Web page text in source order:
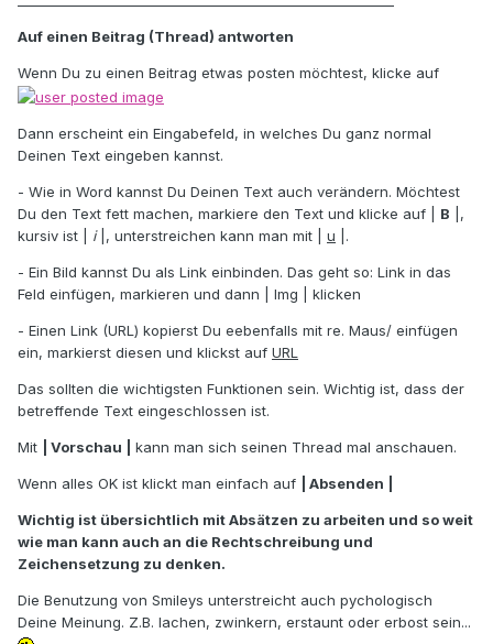
Auf einen Beitrag (Thread) antworten
Wenn Du zu einen Beitrag etwas posten möchtest, klicke auf
Dann erscheint ein Eingabefeld, in welches Du ganz normal
Deinen Text eingeben kannst.
- Wie in Word kannst Du Deinen Text auch verändern. Möchtest
Du den Text fett machen, markiere den Text und klicke auf | B |,
kursiv ist | i|, unterstreichen kann man mit | u |.
- Ein Bild kannst Du als Link einbinden. Das geht so: Link in das
Feld einfügen, markieren und dann | Img | klicken
- Einen Link (URL) kopierst Du eebenfalls mit re. Maus/ einfügen
ein, markierst diesen und klickst auf URL
Das sollten die wichtigsten Funktionen sein. Wichtig ist, dass der
betreffende Text eingeschlossen ist.
Mit | Vorschau | kann man sich seinen Thread mal anschauen.
Wenn alles OK ist klickt man einfach auf | Absenden |
Wichtig ist übersichtlich mit Absätzen zu arbeiten und so weit
wie man kann auch an die Rechtschreibung und
Zeichensetzung zu denken.
Die Benutzung von Smileys unterstreicht auch pychologisch
Deine Meinung. Z.B. lachen, zwinkern, erstaunt oder erbost sein...